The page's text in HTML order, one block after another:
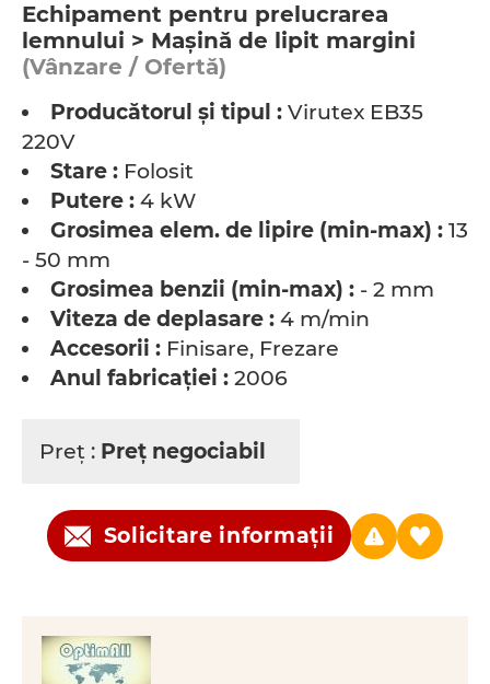
Echipament pentru prelucrarea
lemnului > Maşină de lipit margini
(Vânzare / Ofertă)
Producătorul şi tipul : Virutex EB35
220V
Stare : Folosit
Putere : 4 kW
Grosimea elem. de lipire (min-max) : 13
- 50 mm
Grosimea benzii (min-max) : - 2 mm
Viteza de deplasare : 4 m/min
Accesorii : Finisare, Frezare
Anul fabricaţiei : 2006
Preţ : Preţ negociabil
Solicitare informații